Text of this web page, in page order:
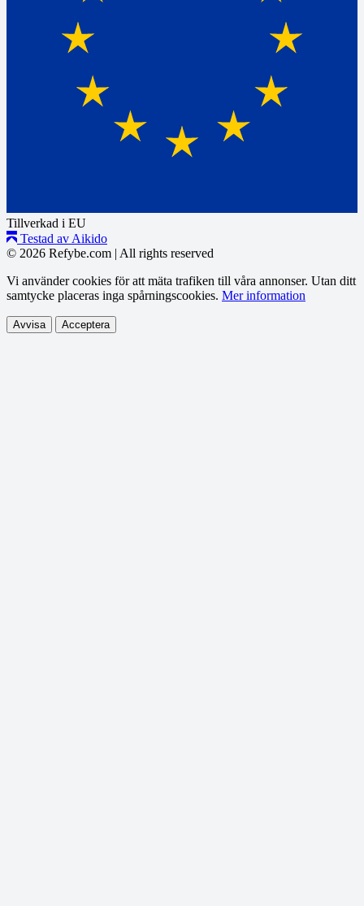
Tillverkad i EU
Testad av Aikido
© 2026 Refybe.com | All rights reserved
Vi använder cookies för att mäta trafiken till våra annonser. Utan ditt
samtycke placeras inga spårningscookies. Mer information
Avvisa Acceptera